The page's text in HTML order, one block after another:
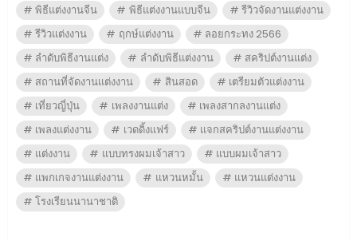
พิธีแต่งงานจีน
พิธีแต่งงานแบบจีน
รีวิวจัดงานแต่งงาน
รีวิวแต่งงาน
ฤกษ์แต่งงาน
ลอยกระทง 2566
ลำดับพิธีงานแต่ง
ลำดับพิธีแต่งงาน
สคริปต์งานแต่ง
สถานที่จัดงานแต่งงาน
สินสอด
เตรียมตัวแต่งงาน
เที่ยวญี่ปุ่น
เพลงงานแต่ง
เพลงสากลงานแต่ง
เพลงแต่งงาน
เวดดิ้งแฟร์
แจกสคริปต์งานแต่งงาน
แต่งงาน
แบบทรงผมเจ้าสาว
แบบผมเจ้าสาว
แพกเกจงานแต่งงาน
แหวนหมั้น
แหวนแต่งงาน
โรงเรียนนานาชาติ